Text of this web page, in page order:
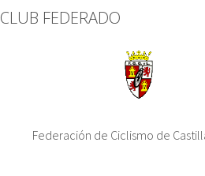
CLUB FEDERADO
Federación de Ciclismo de